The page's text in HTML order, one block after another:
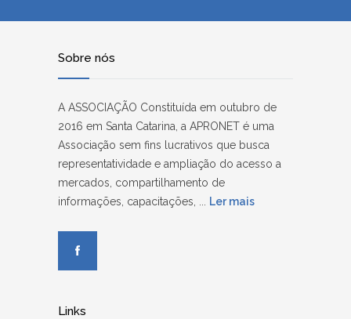
Sobre nós
A ASSOCIAÇÃO Constituída em outubro de
2016 em Santa Catarina, a APRONET é uma
Associação sem fins lucrativos que busca
representatividade e ampliação do acesso a
mercados, compartilhamento de
informações, capacitações, ... Ler mais
Links